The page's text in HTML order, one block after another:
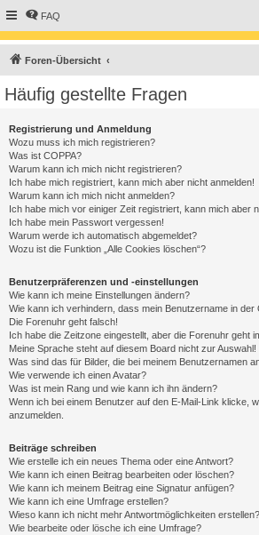
FAQ
Foren-Übersicht
Häufig gestellte Fragen
Registrierung und Anmeldung
Wozu muss ich mich registrieren?
Was ist COPPA?
Warum kann ich mich nicht registrieren?
Ich habe mich registriert, kann mich aber nicht anmelden!
Warum kann ich mich nicht anmelden?
Ich habe mich vor einiger Zeit registriert, kann mich aber
Ich habe mein Passwort vergessen!
Warum werde ich automatisch abgemeldet?
Wozu ist die Funktion „Alle Cookies löschen“?
Benutzerpräferenzen und -einstellungen
Wie kann ich meine Einstellungen ändern?
Wie kann ich verhindern, dass mein Benutzername in der
Die Forenuhr geht falsch!
Ich habe die Zeitzone eingestellt, aber die Forenuhr geht
Meine Sprache steht auf diesem Board nicht zur Auswahl!
Was sind das für Bilder, die bei meinem Benutzernamen
Wie verwende ich einen Avatar?
Was ist mein Rang und wie kann ich ihn ändern?
Wenn ich bei einem Benutzer auf den E-Mail-Link klicke,
anzumelden.
Beiträge schreiben
Wie erstelle ich ein neues Thema oder eine Antwort?
Wie kann ich einen Beitrag bearbeiten oder löschen?
Wie kann ich meinem Beitrag eine Signatur anfügen?
Wie kann ich eine Umfrage erstellen?
Wieso kann ich nicht mehr Antwortmöglichkeiten erstellen?
Wie bearbeite oder lösche ich eine Umfrage?